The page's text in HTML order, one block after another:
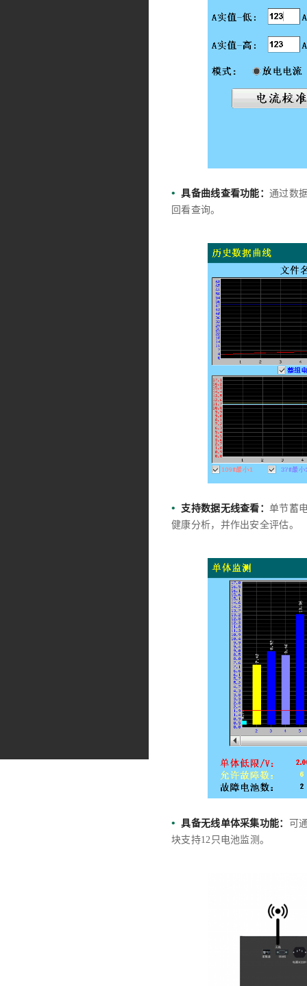
• 具备曲线查看功能：通过数
回看查询。
• 支持数据无线查看：单节蓄
健康分析，并作出安全评估。
• 具备无线单体采集功能： 可
块支持12只电池监测。